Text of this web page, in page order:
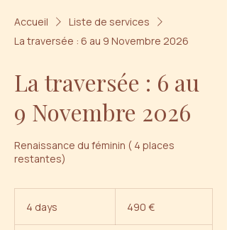
Accueil
Liste de services
La traversée : 6 au 9 Novembre 2026
La traversée : 6 au
9 Novembre 2026
Renaissance du féminin ( 4 places
restantes)
4 days 490 €